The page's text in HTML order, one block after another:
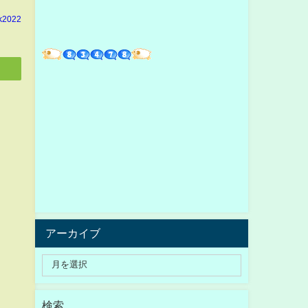
アーカイブ
検索